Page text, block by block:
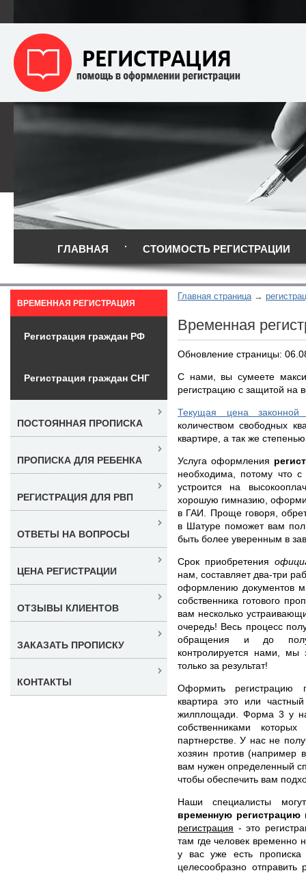
ГЛАВНАЯ СТОИМОСТЬ РЕГИСТРАЦИИ
Главная страница
Временная
Обновление страницы:
С нами, вы сумеете
регистрацию с защитой на
Текущая цена
количеством свободных
квартире, а так же
Услуга оформления
необходима, потому что
устроится на
хорошую гимназию,
в ГАИ. Проще говоря,
в Шатуре поможет вам
быть более уверенным в
Срок приобретения
нам, составляет два-три
оформлению документов
собственника готового
вам несколько
очередь! Весь процесс
обращения и до
контролируется нами,
только за результат!
Оформить
квартира это или
жилплощади. Форма 3 у
собственниками
партнерстве. У нас не
хозяин против (например
вам нужен определенный
чтобы обеспечить вам
Наши специалисты
временную
регистрация - это
там где человек временно
у вас уже есть
целесообразно
ВРЕМЕННАЯ РЕГИСТРАЦИЯ
Регистрация граждан РФ
Регистрация граждан СНГ
ПОСТОЯННАЯ ПРОПИСКА
ПРОПИСКА ДЛЯ РЕБЕНКА
РЕГИСТРАЦИЯ ДЛЯ РВП
ОТВЕТЫ НА ВОПРОСЫ
ЦЕНА РЕГИСТРАЦИИ
ОТЗЫВЫ КЛИЕНТОВ
ЗАКАЗАТЬ ПРОПИСКУ
КОНТАКТЫ